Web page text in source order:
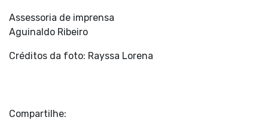
Assessoria de imprensa
Aguinaldo Ribeiro
Créditos da foto: Rayssa Lorena
Compartilhe: